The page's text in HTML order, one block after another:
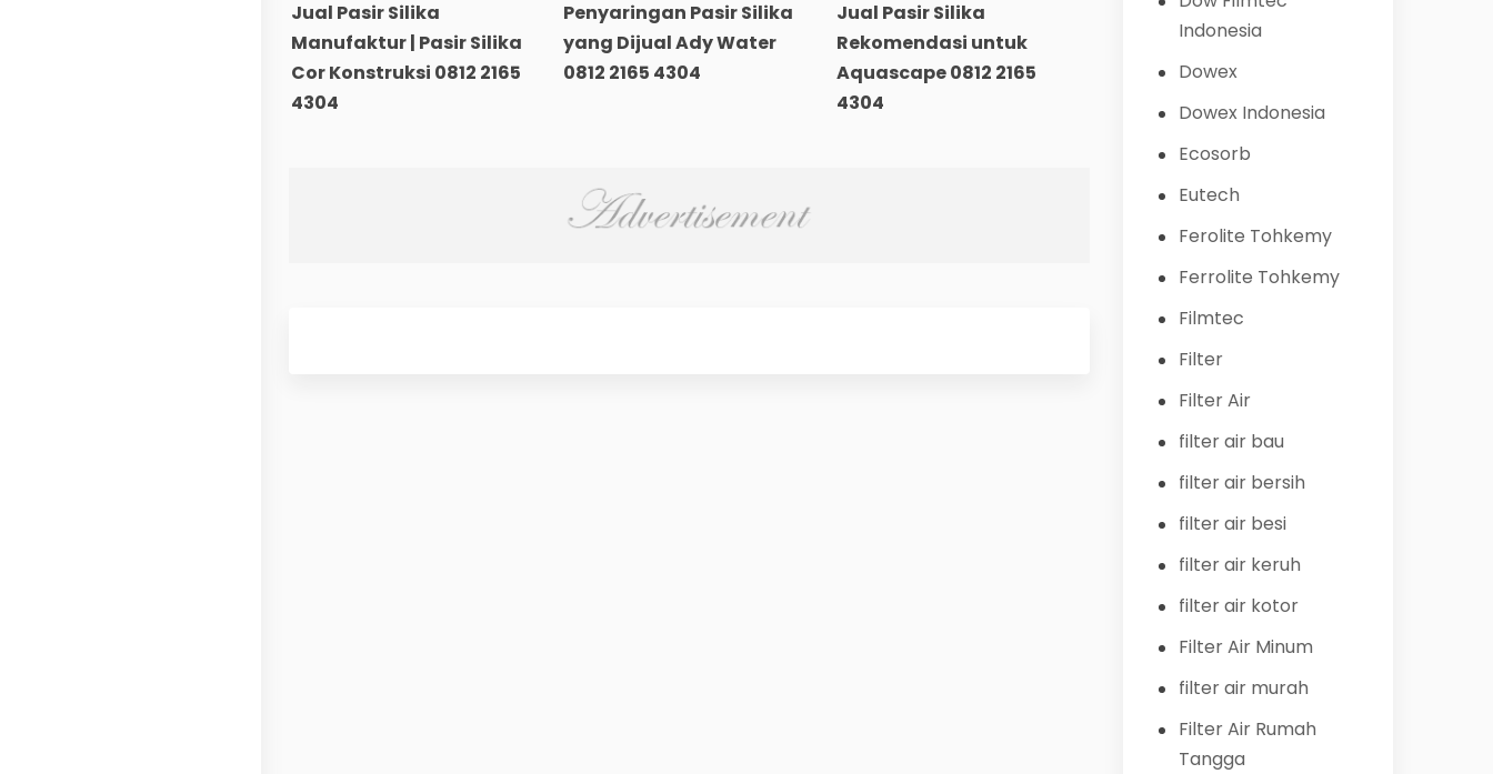
Jual Pasir Silika
Manufaktur | Pasir Silika
Cor Konstruksi 0812 2165
4304
Penyaringan Pasir Silika
yang Dijual Ady Water
0812 2165 4304
Jual Pasir Silika
Rekomendasi untuk
Aquascape 0812 2165
4304
Indonesia
Dowex
Dowex Indonesia
Ecosorb
Eutech
Ferolite Tohkemy
Ferrolite Tohkemy
Filmtec
Filter
Filter Air
filter air bau
filter air bersih
filter air besi
filter air keruh
filter air kotor
Filter Air Minum
filter air murah
Filter Air Rumah
Tangga